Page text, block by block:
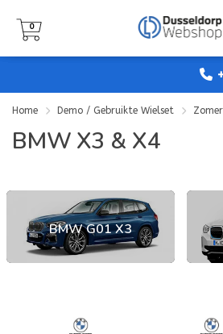
0
0
0
Home Demo / Gebruikte Wielset
BMW X3 & X4
BMW G01 X3